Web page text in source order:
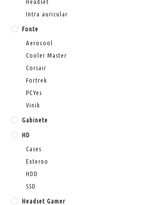
Intra auricular
Fonte
Aerocool
Cooler Master
Corsair
Fortrek
PCYes
Vinik
Gabinete
HD
Cases
Externo
HDD
SSD
Headset Gamer